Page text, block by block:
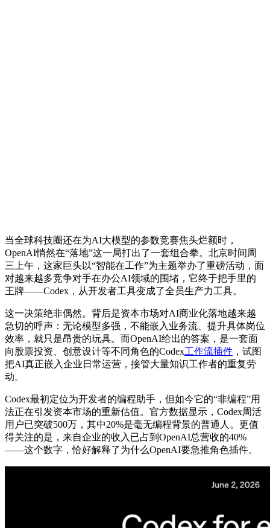
当全球科技圈还在为AI大模型的参数竞赛焦头烂额时，
OpenAI悄然在“落地”这一局打出了一套组合拳。北京时间周
三上午，这家巨头以“智能在工作”为主题举办了重磅活动，面
对越来越多竞争对手在办公AI领域的围堵，它终于把手里的
王牌——Codex，从开发者工具变成了全员生产力工具。
这一决策绝非偶然。背后是资本市场对AI商业化落地越来越
急切的呼声：无论模型多强，不能嵌入业务流、提升具体岗位
效率，就只是昂贵的玩具。而OpenAI给出的答案，是一套面
向股票投资、创意设计等不同角色的Codex工作流插件 ，试图
把AI真正嵌入企业日常运营，接管大量知识工作者的重复劳
动。
Codex最初定位为开发者的编程助手，但如今它的“非编程”用
法正在引发资本市场的重新估值。官方数据显示，Codex周活
用户已突破500万，其中20%是毫无编程背景的普通人。更值
得关注的是，来自企业的收入已占到OpenAI总营收的40%
——这个数字，恰好解释了为什么OpenAI要急推角色插件。